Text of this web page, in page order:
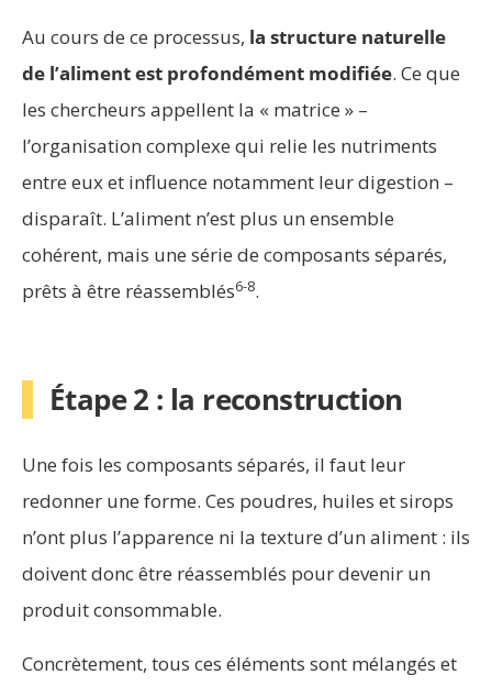
Au cours de ce processus, la structure naturelle
de l’aliment est profondément modifiée. Ce que
les chercheurs appellent la « matrice » –
l’organisation complexe qui relie les nutriments
entre eux et influence notamment leur digestion –
disparaît. L’aliment n’est plus un ensemble
cohérent, mais une série de composants séparés,
prêts à être réassemblés6-8.
Étape 2 : la reconstruction
Une fois les composants séparés, il faut leur
redonner une forme. Ces poudres, huiles et sirops
n’ont plus l’apparence ni la texture d’un aliment : ils
doivent donc être réassemblés pour devenir un
produit consommable.
Concrètement, tous ces éléments sont mélangés et